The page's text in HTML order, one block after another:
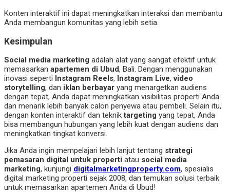
Konten interaktif ini dapat meningkatkan interaksi dan membantu
Anda membangun komunitas yang lebih setia.
Kesimpulan
Social media marketing adalah alat yang sangat efektif untuk
memasarkan apartemen di Ubud, Bali. Dengan menggunakan
inovasi seperti Instagram Reels, Instagram Live,video
storytelling, dan iklan berbayar yang menargetkan audiens
dengan tepat, Anda dapat meningkatkan visibilitas properti Anda
dan menarik lebih banyak calon penyewa atau pembeli. Selain itu,
dengan konten interaktif dan tekniktargeting yang tepat, Anda
bisa membangun hubungan yang lebih kuat dengan audiens dan
meningkatkan tingkat konversi.
Jika Anda ingin mempelajari lebih lanjut tentang strategi
pemasaran digital untuk properti atau social media
marketing, kunjungi digitalmarketingproperty.com, spesialis
digital marketing properti sejak 2008, dan temukan solusi terbaik
untuk memasarkan apartemen Anda di Ubud!